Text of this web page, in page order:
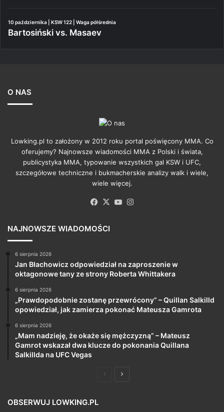
10 października | KSW 122 | Waga półśrednia
Bartosiński vs. Masaev
O NAS
Lowking.pl to założony w 2012 roku portal poświęcony MMA. Co
oferujemy? Najnowsze wiadomości MMA z Polski i świata,
publicystyka MMA, typowanie wszystkich gal KSW i UFC,
szczegółowe techniczne i bukmacherskie analizy walk i wiele,
wiele więcej.
Facebook
X YouTube
NAJNOWSZE WIADOMOŚCI
6 sierpnia 2026
Jan Błachowicz odpowiedział na zaproszenie w
oktagonowe tany ze strony Roberta Whittakera
6 sierpnia 2026
„Prawdopodobnie zostanę przewrócony” – Quillan Salkilld
opowiedział, jak zamierza pokonać Mateusza Gamrota
6 sierpnia 2026
„Mam nadzieję, że okaże się mężczyzną” – Mateusz
Gamrot wskazał dwa klucze do pokonania Quillana
Salkillda na UFC Vegas
PoprzedniaNastępna
OBSERWUJ LOWKING.PL